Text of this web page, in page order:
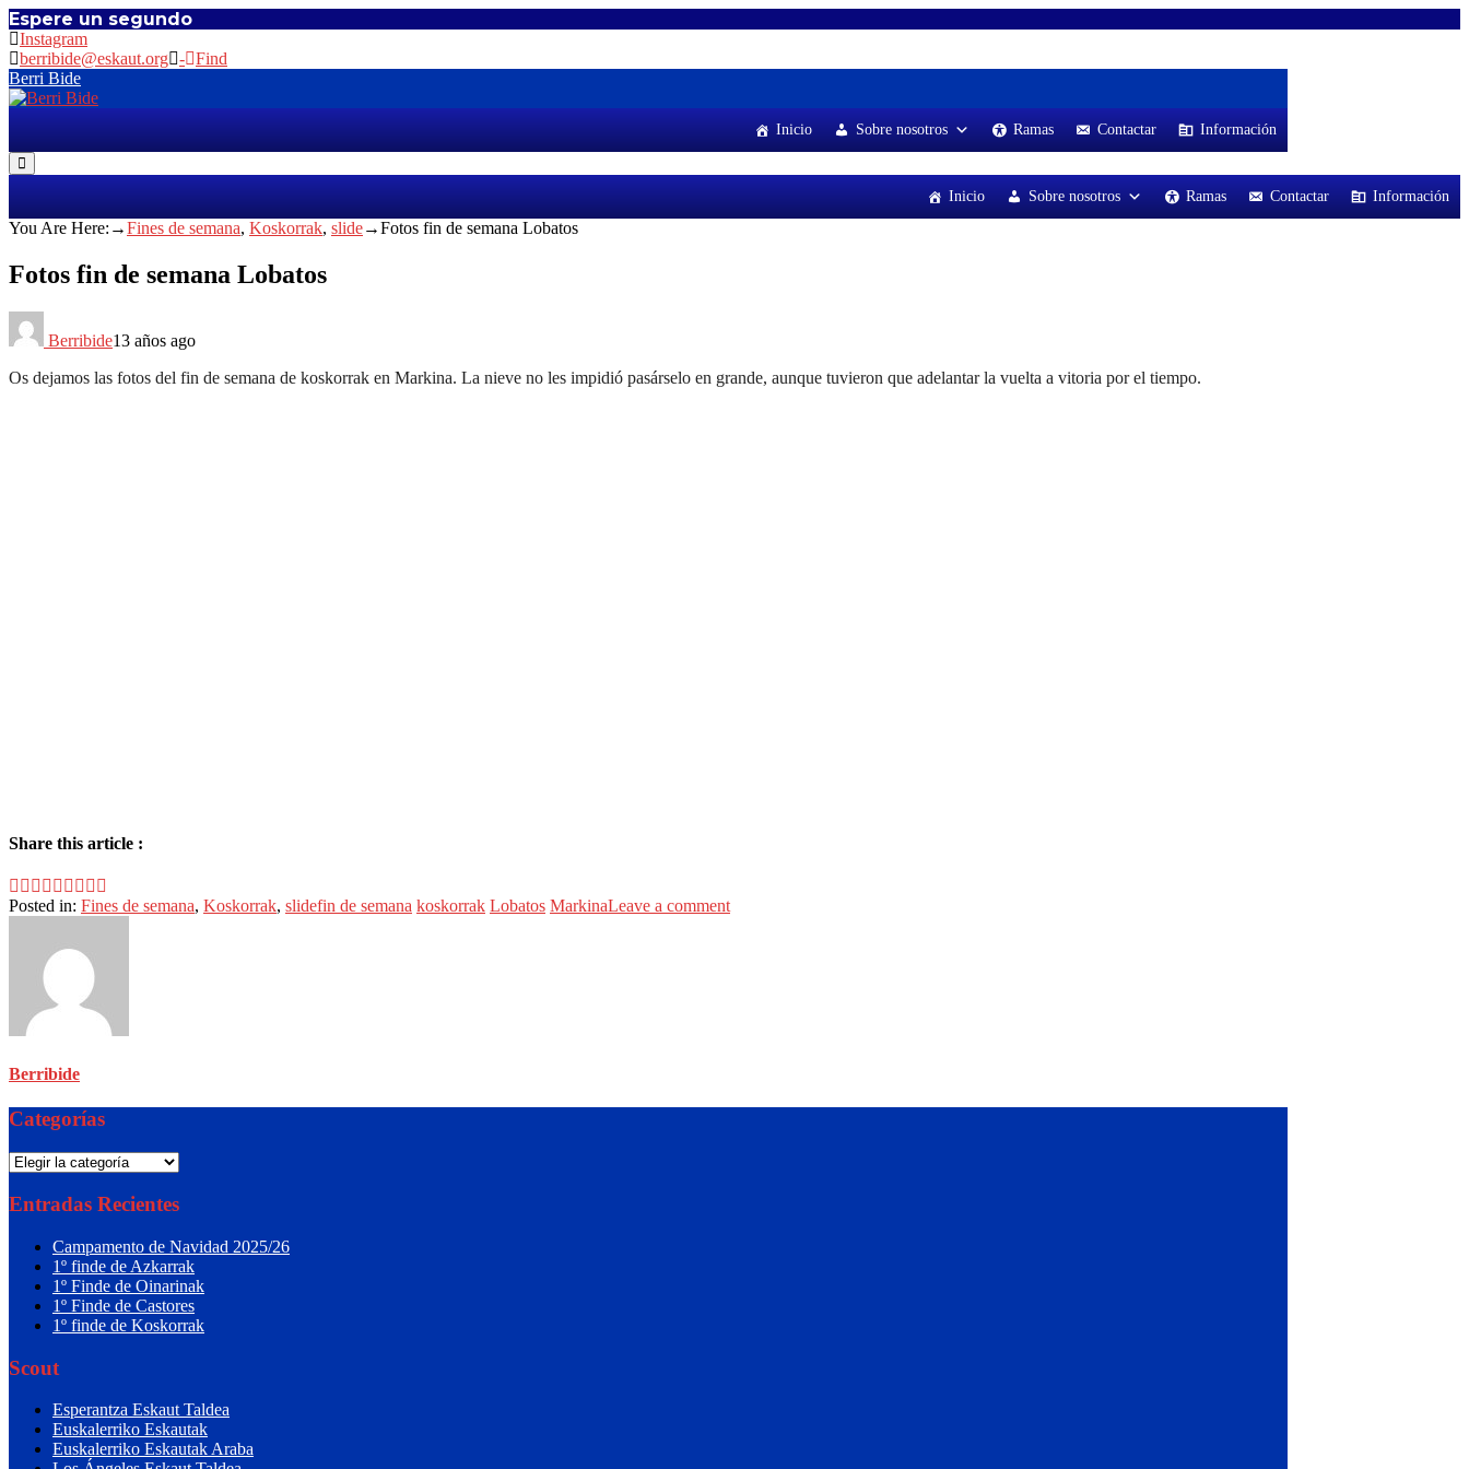
Espere un segundo
Skip
to
content
Instagram
berribide@eskaut.org - Find
Berri Bide
Inicio Sobre nosotros Ramas Contactar Información
Inicio Sobre nosotros Ramas Contactar Información
You Are Here: →Fines de semana, Koskorrak, slide→Fotos fin de semana Lobatos
Fotos fin de semana Lobatos
Berribide13 años ago
Os dejamos las fotos del fin de semana de koskorrak en Markina. La nieve no les impidió pasárselo en grande, aunque tuvieron que adelantar la vuelta a vitoria por el tiempo.
Share this article :
Posted in: Fines de semana, Koskorrak, slidefin de semana koskorrak Lobatos MarkinaLeave a comment
Berribide
Categorías
Categorías
Entradas Recientes
Campamento de Navidad 2025/26
1º finde de Azkarrak
1º Finde de Oinarinak
1º Finde de Castores
1º finde de Koskorrak
Scout
Esperantza Eskaut Taldea
Euskalerriko Eskautak
Euskalerriko Eskautak Araba